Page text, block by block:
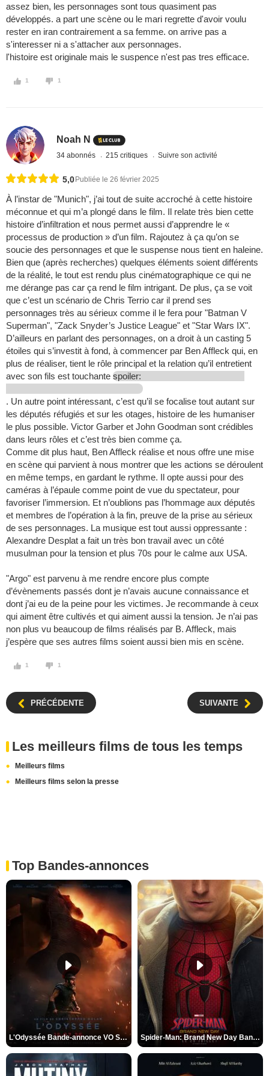
assez bien, les personnages sont tous quasiment pas
développés. a part une scène ou le mari regrette d'avoir voulu
rester en iran contrairement a sa femme. on arrive pas a
s'interesser ni a s'attacher aux personnages.
l'histoire est originale mais le suspence n'est pas tres efficace.
1 1
Noah N
34 abonnés 215 critiques Suivre son activité
5,0 Publiée le 26 février 2025
À l’instar de "Munich", j’ai tout de suite accroché à cette histoire
méconnue et qui m’a plongé dans le film. Il relate très bien cette
histoire d’infiltration et nous permet aussi d’apprendre le «
processus de production » d’un film. Rajoutez à ça qu’on se
soucie des personnages et que le suspense nous tient en haleine.
Bien que (après recherches) quelques éléments soient différents
de la réalité, le tout est rendu plus cinématographique ce qui ne
me dérange pas car ça rend le film intrigant. De plus, ça se voit
que c’est un scénario de Chris Terrio car il prend ses
personnages très au sérieux comme il le fera pour "Batman V
Superman", "Zack Snyder’s Justice League" et "Star Wars IX".
D’ailleurs en parlant des personnages, on a droit à un casting 5
étoiles qui s’investit à fond, à commencer par Ben Affleck qui, en
plus de réaliser, tient le rôle principal et la relation qu’il entretient
avec son fils est touchante spoiler:
. Un autre point intéressant, c’est qu’il se focalise tout autant sur
les députés réfugiés et sur les otages, histoire de les humaniser
le plus possible. Victor Garber et John Goodman sont crédibles
dans leurs rôles et c’est très bien comme ça.
Comme dit plus haut, Ben Affleck réalise et nous offre une mise
en scène qui parvient à nous montrer que les actions se déroulent
en même temps, en gardant le rythme. Il opte aussi pour des
caméras à l’épaule comme point de vue du spectateur, pour
favoriser l’immersion. Et n’oublions pas l’hommage aux députés
et membres de l’opération à la fin, preuve de la prise au sérieux
de ses personnages. La musique est tout aussi oppressante :
Alexandre Desplat a fait un très bon travail avec un côté
musulman pour la tension et plus 70s pour le calme aux USA.
"Argo" est parvenu à me rendre encore plus compte
d’évènements passés dont je n’avais aucune connaissance et
dont j’ai eu de la peine pour les victimes. Je recommande à ceux
qui aiment être cultivés et qui aiment aussi la tension. Je n’ai pas
non plus vu beaucoup de films réalisés par B. Affleck, mais
j’espère que ses autres films soient aussi bien mis en scène.
1 1
PRÉCÉDENTE SUIVANTE
Les meilleurs films de tous les temps
Meilleurs films
Meilleurs films selon la presse
Top Bandes-annonces
L'Odyssée Bande-annonce VO STFR Spider-Man: Brand New Day Bande-annonce VO STFR